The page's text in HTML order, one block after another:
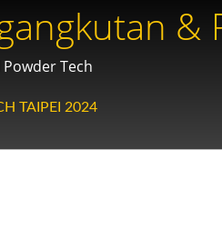
Tech
TAIPEI 2024